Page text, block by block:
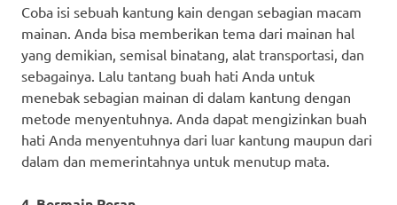
Coba isi sebuah kantung kain dengan sebagian macam
mainan. Anda bisa memberikan tema dari mainan hal
yang demikian, semisal binatang, alat transportasi, dan
sebagainya. Lalu tantang buah hati Anda untuk
menebak sebagian mainan di dalam kantung dengan
metode menyentuhnya. Anda dapat mengizinkan buah
hati Anda menyentuhnya dari luar kantung maupun dari
dalam dan memerintahnya untuk menutup mata.